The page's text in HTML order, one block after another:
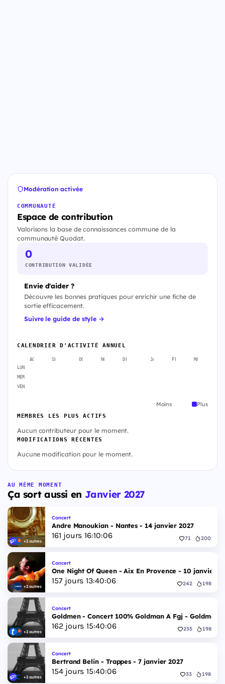
Modération activée
COMMUNAUTÉ
Espace de contribution
Valorisons la base de connaissances commune de la
communauté Quodat.
0
CONTRIBUTION VALIDÉE
Envie d'aider ?
Découvre les bonnes pratiques pour enrichir une fiche de
sortie efficacement.
Suivre le guide de style →
CALENDRIER D'ACTIVITÉ ANNUEL
AOÛT SEPT. OCT. NOV. DÉC. JANV. FÉVR. MARS
LUN
MER
VEN
Moins Plus
MEMBRES LES PLUS ACTIFS
Aucun contributeur pour le moment.
MODIFICATIONS RÉCENTES
Aucune modification pour le moment.
AU MÊME MOMENT
Ça sort aussi en Janvier 2027
+2 autres
Concert
Andre Manoukian - Nantes - 14 janvier 2027
161 jours 16:10:05 71 200
+2 autres
Concert
One Night Of Queen - Aix En Provence - 10 janvier
157jours 13:40:05 242 198
+2 autres
Concert
Goldmen - Concert 100% Goldman A Fgj - Goldmen
162jours 15:40:05 255 198
+2 autres
Concert
Bertrand Belin - Trappes - 7 janvier 2027
154jours 15:40:05 33 198